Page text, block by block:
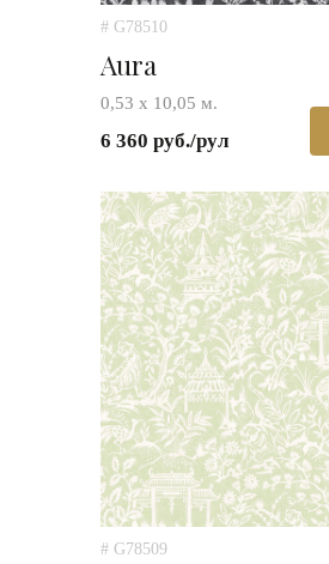
# G78510
Aura
0,53 х 10,05 м.
6 360 руб./рул
# G78509